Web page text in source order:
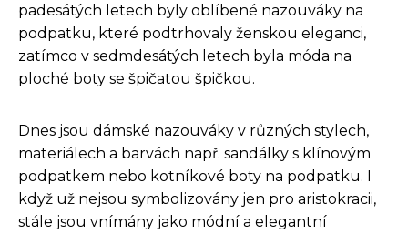
padesátých letech byly oblíbené nazouváky na
podpatku, které podtrhovaly ženskou eleganci,
zatímco v sedmdesátých letech byla móda na
ploché boty se špičatou špičkou.
Dnes jsou dámské nazouváky v různých stylech,
materiálech a barvách např. sandálky s klínovým
podpatkem nebo kotníkové boty na podpatku. I
když už nejsou symbolizovány jen pro aristokracii,
stále jsou vnímány jako módní a elegantní